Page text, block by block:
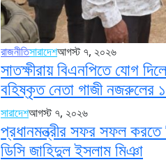
রাজনীতিসারাদেশআগস্ট ৭, ২০২৬
সাতক্ষীরায় বিএনপিতে যোগ
বহিষ্কৃত নেতা গাজী নজরুলের
সারাদেশআগস্ট ৭, ২০২৬
প্রধানমন্ত্রীর সফর সফল করতে
ডিসি জাহিদুল ইসলাম মিঞা